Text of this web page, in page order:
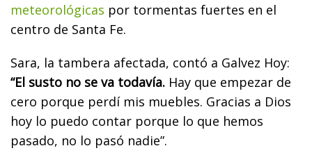
meteorológicas por tormentas fuertes en el
centro de Santa Fe.
Sara, la tambera afectada, contó a Galvez Hoy:
“El susto no se va todavía. Hay que empezar de
cero porque perdí mis muebles. Gracias a Dios
hoy lo puedo contar porque lo que hemos
pasado, no lo pasó nadie”.